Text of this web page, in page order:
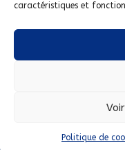
caractéristiques et
Politique de
Politique de